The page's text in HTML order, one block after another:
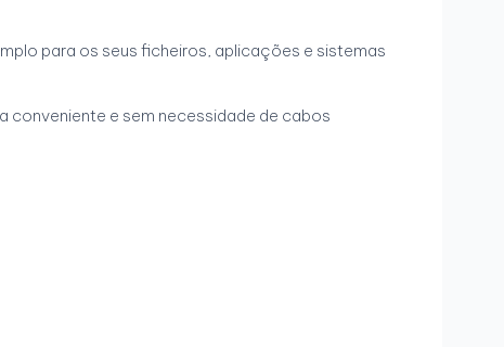
para os seus ficheiros, aplicações e sistemas
conveniente e sem necessidade de cabos